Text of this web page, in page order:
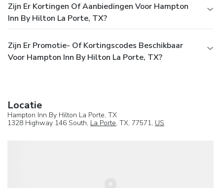
Zijn Er Kortingen Of Aanbiedingen Voor Hampton
Inn By Hilton La Porte, TX?
Zijn Er Promotie- Of Kortingscodes Beschikbaar
Voor Hampton Inn By Hilton La Porte, TX?
Locatie
Hampton Inn By Hilton La Porte, TX
1328 Highway 146 South, La Porte, TX, 77571, US